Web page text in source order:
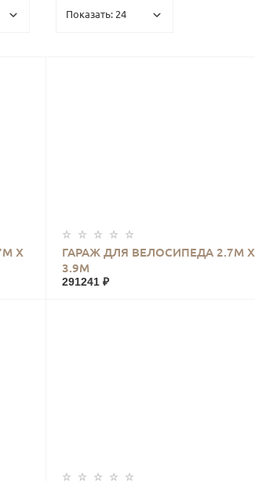
Х
ГАРАЖ ДЛЯ ВЕЛОСИПЕДА 2.7М Х
3.9М
291241 ₽
КУПИТЬ